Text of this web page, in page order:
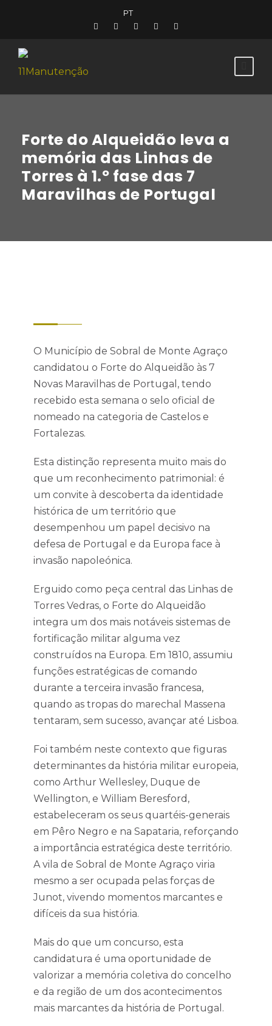
PT
Forte do Alqueidão leva a
memória das Linhas de
Torres à 1.º fase das 7
Maravilhas de Portugal
O Município de Sobral de Monte Agraço
candidatou o Forte do Alqueidão às 7
Novas Maravilhas de Portugal, tendo
recebido esta semana o selo oficial de
nomeado na categoria de Castelos e
Fortalezas.
Esta distinção representa muito mais do
que um reconhecimento patrimonial: é
um convite à descoberta da identidade
histórica de um território que
desempenhou um papel decisivo na
defesa de Portugal e da Europa face à
invasão napoleónica.
Erguido como peça central das Linhas de
Torres Vedras, o Forte do Alqueidão
integra um dos mais notáveis sistemas de
fortificação militar alguma vez
construídos na Europa. Em 1810, assumiu
funções estratégicas de comando
durante a terceira invasão francesa,
quando as tropas do marechal Massena
tentaram, sem sucesso, avançar até Lisboa.
Foi também neste contexto que figuras
determinantes da história militar europeia,
como Arthur Wellesley, Duque de
Wellington, e William Beresford,
estabeleceram os seus quartéis-generais
em Pêro Negro e na Sapataria, reforçando
a importância estratégica deste território.
A vila de Sobral de Monte Agraço viria
mesmo a ser ocupada pelas forças de
Junot, vivendo momentos marcantes e
difíceis da sua história.
Mais do que um concurso, esta
candidatura é uma oportunidade de
valorizar a memória coletiva do concelho
e da região de um dos acontecimentos
mais marcantes da história de Portugal.